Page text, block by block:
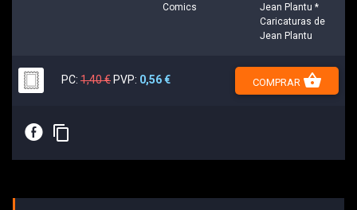
Comics
Jean Plantu *
Caricaturas de
Jean Plantu
PC: 1,40 € PVP: 0,56 € COMPRAR shopping_basket
E content_copy